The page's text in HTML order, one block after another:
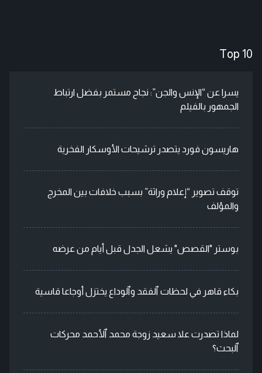
Top 10
يسرا عن “الإنس والجن”: نجاح مستمر بفضل ارتباط
الجمهور بالفيلم
هاريسون فورد يتصدر ترشيحات الأوسكار الفخرية
توقف تصوير “إعلام وراثة” بسبب خلافات بين المخرج
والمؤلف
بوستر "القصص" يشعل الجدل قبل أيام من عرضه
بكاء قاهر في لحظات ٱلفقد وٱلوداع يختزل أوجاعا قاسية
لماذا تصدرت علا سعيد زوجة محمد ٱلأحمد محركات
ٱلبحث؟